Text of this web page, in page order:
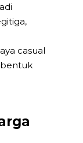
casual